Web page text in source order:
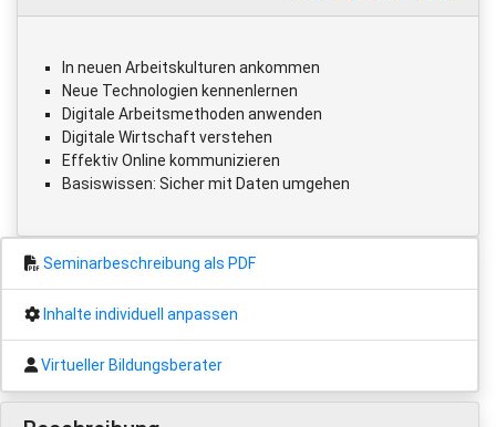
In neuen Arbeitskulturen ankommen
Neue Technologien kennenlernen
Digitale Arbeitsmethoden anwenden
Digitale Wirtschaft verstehen
Effektiv Online kommunizieren
Basiswissen: Sicher mit Daten umgehen
Seminarbeschreibung als PDF
Inhalte individuell anpassen
Virtueller Bildungsberater